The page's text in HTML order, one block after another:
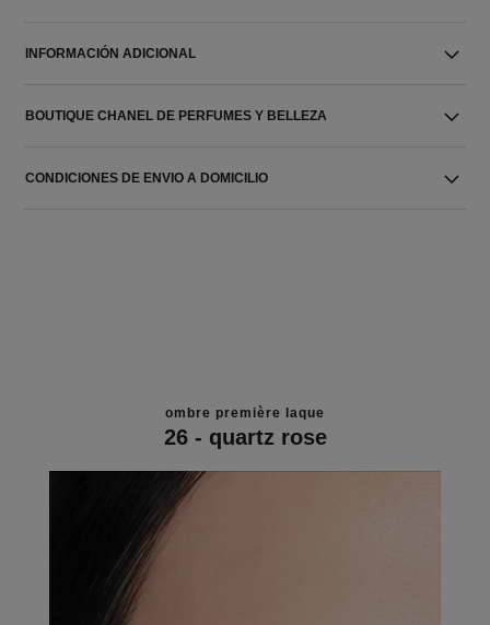
INFORMACIÓN ADICIONAL
BOUTIQUE CHANEL DE PERFUMES Y BELLEZA
CONDICIONES DE ENVIO A DOMICILIO
ombre première laque
26 - quartz rose